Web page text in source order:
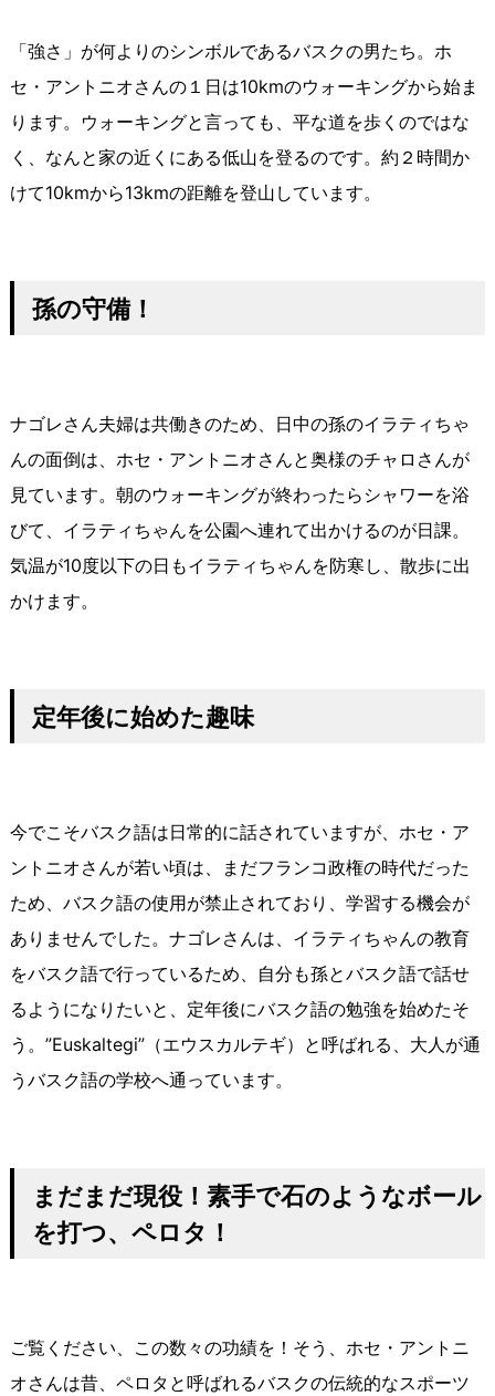
「強さ」が何よりのシンボルであるバスクの男たち。ホ
セ・アントニオさんの１日は10kmのウォーキングから始ま
ります。ウォーキングと言っても、平な道を歩くのではな
く、なんと家の近くにある低山を登るのです。約２時間か
けて10kmから13kmの距離を登山しています。
孫の守備！
ナゴレさん夫婦は共働きのため、日中の孫のイラティちゃ
んの面倒は、ホセ・アントニオさんと奥様のチャロさんが
見ています。朝のウォーキングが終わったらシャワーを浴
びて、イラティちゃんを公園へ連れて出かけるのが日課。
気温が10度以下の日もイラティちゃんを防寒し、散歩に出
かけます。
定年後に始めた趣味
今でこそバスク語は日常的に話されていますが、ホセ・ア
ントニオさんが若い頃は、まだフランコ政権の時代だった
ため、バスク語の使用が禁止されており、学習する機会が
ありませんでした。ナゴレさんは、イラティちゃんの教育
をバスク語で行っているため、自分も孫とバスク語で話せ
るようになりたいと、定年後にバスク語の勉強を始めたそ
う。”Euskaltegi”（エウスカルテギ）と呼ばれる、大人が通
うバスク語の学校へ通っています。
まだまだ現役！素手で石のようなボール
を打つ、ペロタ！
ご覧ください、この数々の功績を！そう、ホセ・アントニ
オさんは昔、ペロタと呼ばれるバスクの伝統的なスポーツ